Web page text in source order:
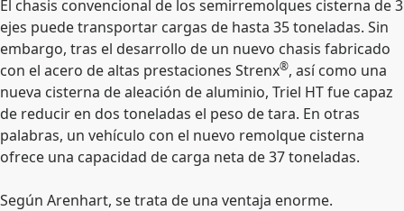
El chasis convencional de los semirremolques cisterna de 3
ejes puede transportar cargas de hasta 35 toneladas. Sin
embargo, tras el desarrollo de un nuevo chasis fabricado
con el acero de altas prestaciones Strenx®, así como una
nueva cisterna de aleación de aluminio, Triel HT fue capaz
de reducir en dos toneladas el peso de tara. En otras
palabras, un vehículo con el nuevo remolque cisterna
ofrece una capacidad de carga neta de 37 toneladas.
Según Arenhart, se trata de una ventaja enorme.